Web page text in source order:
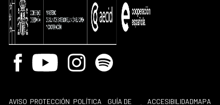
Facebook
Youtube InstagramSpotify
AVISO PROTECCIÓN POLÍTICA
GUÍA DE
ACCESIBILIDADMAPA